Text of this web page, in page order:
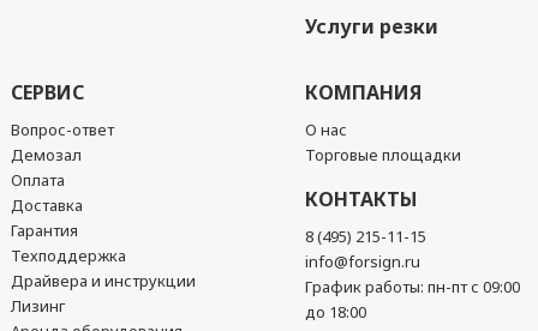
Услуги резки
СЕРВИС
Вопрос-ответ
Демозал
Оплата
Доставка
Гарантия
Техподдержка
Драйвера и инструкции
Лизинг
КОМПАНИЯ
О нас
Торговые площадки
КОНТАКТЫ
8 (495) 215-11-15
info@forsign.ru
График работы: пн-пт с 09:00
до 18:00